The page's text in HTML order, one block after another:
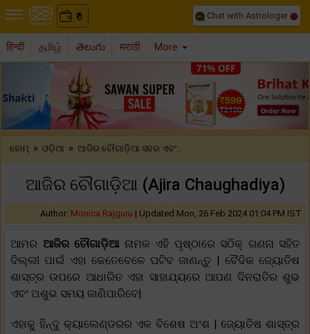
₹
0 Chat with Astrologer
हिन्दी தமிழ் తెలుగు मराठी More
Previous
ହୋମ୍ » ଓଡ଼ିଆ » ଆଜିର ଚୌଗାଡ଼ିଆ ସହର ଏବଂ..
ଆଜିର ଚୌଗାଡ଼ିଆ (Ajira Chaughadiya)
Author: Monica Rajguru | Updated Mon, 26 Feb 2024 01:04 PM IST
ଆମର ଆଜିର ଚୌଗାଡ଼ିଆ ନାମକ ଏହି ପୃଷ୍ଠାରେ ସଠିକ୍ ଗଣନା ସହିତ
ଦିଲ୍ଲୀ ପାଇଁ ଏହା କେତେବେଳେ ଘଟିବ ଜାଣନ୍ତୁ | ବୈଦିକ ଜ୍ୟୋତିଷ
ଶାସ୍ତ୍ର ଉପରେ ଆଧାରିତ ଏହା ସାହାଯ୍ୟରେ ଆପଣ ଦିନରାତିର ଶୁଭ
ଏବଂ ଅଶୁଭ ସମୟ ଜାଣିପାରିବେ|
ଏହାକୁ ହିନ୍ଦୁ କ୍ୟାଲେଣ୍ଡରର ଏକ ବିଶେଷ ଅଂଶ | ଜ୍ୟୋତିଷ ଶାସ୍ତ୍ର